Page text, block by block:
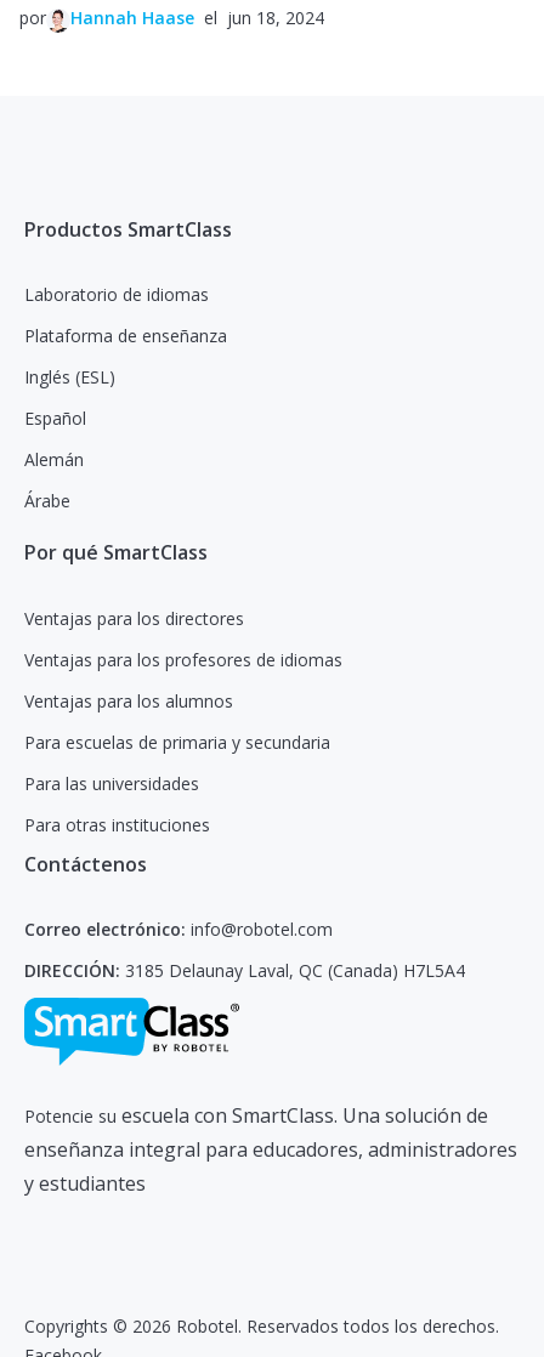
por Hannah Haase el jun 18, 2024
Productos SmartClass
Laboratorio de idiomas
Plataforma de enseñanza
Inglés (ESL)
Español
Alemán
Árabe
Por qué SmartClass
Ventajas para los directores
Ventajas para los profesores de idiomas
Ventajas para los alumnos
Para escuelas de primaria y secundaria
Para las universidades
Para otras instituciones
Contáctenos
Correo electrónico: info@robotel.com
DIRECCIÓN: 3185 Delaunay Laval, QC (Canada) H7L5A4
Potencie su escuela con SmartClass. Una solución de
enseñanza integral para educadores, administradores
y estudiantes
Copyrights © 2026 Robotel. Reservados todos los derechos.